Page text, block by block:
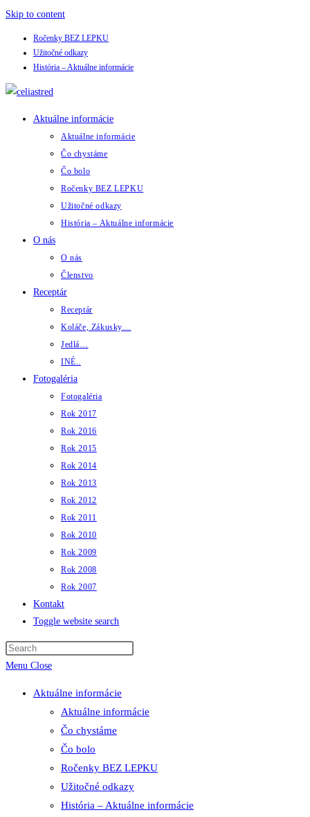
Skip to content
Ročenky BEZ LEPKU
Užitočné odkazy
História – Aktuálne informácie
Aktuálne informácie
Aktuálne informácie
Čo chystáme
Čo bolo
Ročenky BEZ LEPKU
Užitočné odkazy
História – Aktuálne informácie
O nás
O nás
Členstvo
Receptár
Receptár
Koláče, Zákusky…
Jedlá…
INÉ..
Fotogaléria
Fotogaléria
Rok 2017
Rok 2016
Rok 2015
Rok 2014
Rok 2013
Rok 2012
Rok 2011
Rok 2010
Rok 2009
Rok 2008
Rok 2007
Kontakt
Toggle website search
Menu Close
Aktuálne informácie
Aktuálne informácie
Čo chystáme
Čo bolo
Ročenky BEZ LEPKU
Užitočné odkazy
História – Aktuálne informácie